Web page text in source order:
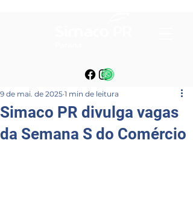
Simaco PR divulga vagas
da Semana S do Comércio
9 de mai. de 2025 1 min de leitura